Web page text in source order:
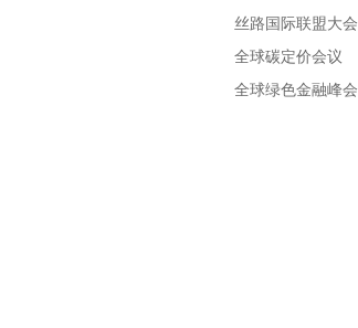
丝路国际联盟大会
全球碳定价会议
全球绿色金融峰会